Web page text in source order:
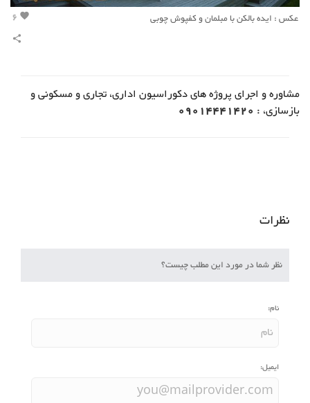
عکس : ایده بالکن با مبلمان و کفپوش چوبی favorite
6
share
مشاوره و اجرای پروژه های دکوراسیون اداری، تجاری و مسکونی و
بازسازی، : 09014441420
نظرات
نظر شما در مورد این مطلب چیست؟
نام:
ایمیل: